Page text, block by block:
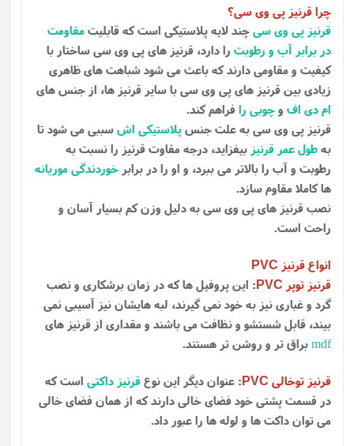
چرا قرنیز پی وی سی؟
قرنیز پی وی سیچند لایه پلاستیکی است که قابلیتمقاومت
در برابر آب و رطوبت را دارد، قرنیز های پی وی سی ساختار با
کیفیت و مقاومی دارند که باعث می شود شباهت های ظاهری
زیادی بین قرنیز های پی وی سی با سایر قرنیز ها، از جنس های
ام دی اف وچوبی را فراهم کند.
قرنیز پی وی سی به علت جنسپلاستیکی اشسببی می شود تا
بهطول عمر قرنیز بیفزاید، درجه مقاوت قرنیز را نسبت به
رطوبت و آب را بالاتر می ببرد، و او را در برابر خوردندگی موریانه
ها کاملا مقاوم سازد.
نصب قرنیز های پی وی سی به دلیل وزن کم بسیار آسان و
راحت است.
انواع قرنیز PVC
قرنیز توپر PVC
: این پروفیل ها که در زمان برشکاری و نصب
گرد و غباری نیز به خود نمی گیرند، لبه هایشان نیز آسیبی نمی
بیند، قابل شستشو و نظافت می باشند و مقداری از قرنیز های
mdfبراق تر و روشن تر هستند.
قرنیز توخالی PVC
: عنوان دیگر این نوعقرنیز داکتی است که
در قسمت پشتی خود فضای خالی دارند که از همان فضای خالی
می توان داکت ها و لوله ها را عبور داد.